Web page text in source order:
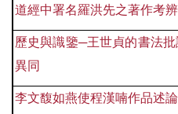
道經中署名羅洪先之著作考辨
歷史與識鑒─王世貞的書法
異同
李文馥如燕使程漢喃作品述論